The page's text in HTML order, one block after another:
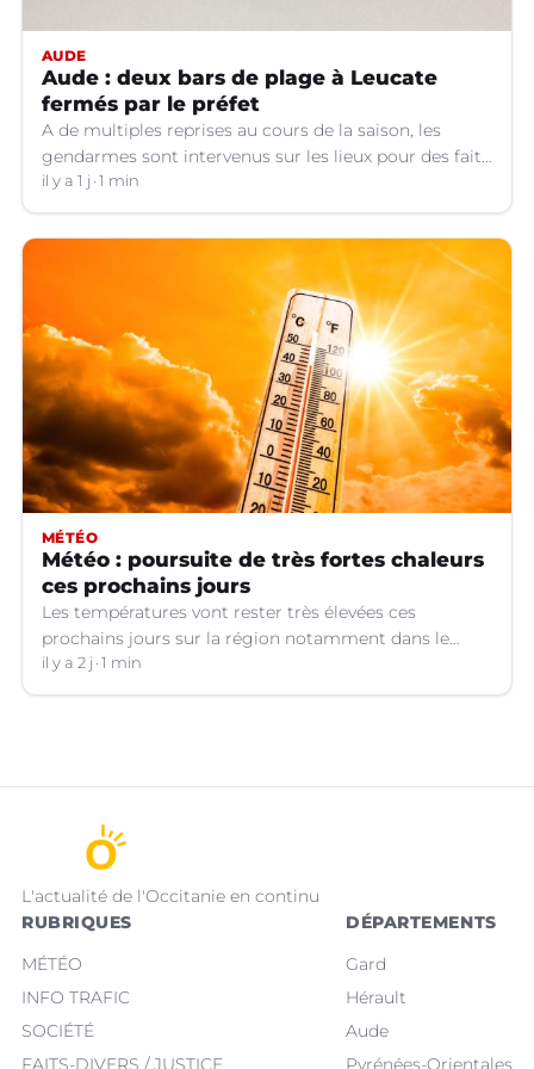
AUDE
Aude : deux bars de plage à Leucate
fermés par le préfet
A de multiples reprises au cours de la saison, les
gendarmes sont intervenus sur les lieux pour des faits
de violences, de consommation d'alcool, de rixes, de
tapage, de stationnement...
il y a 1 j 1 min
MÉTÉO
Météo : poursuite de très fortes chaleurs
ces prochains jours
Les températures vont rester très élevées ces
prochains jours sur la région notamment dans le
Languedoc.
il y a 2 j 1 min
L'actualité de l'Occitanie en continu
RUBRIQUES
MÉTÉO
INFO TRAFIC
SOCIÉTÉ
DÉPARTEMENTS
Gard
Hérault
Aude